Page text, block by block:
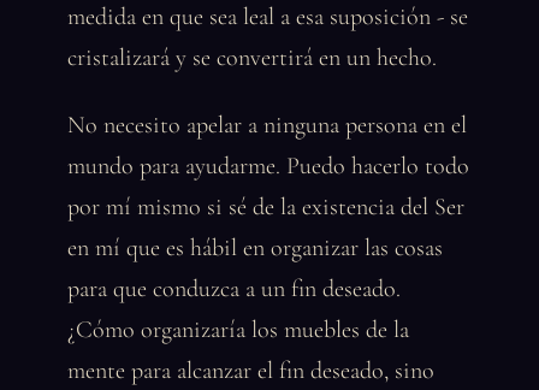
medida en que sea leal a esa suposición - se
cristalizará y se convertirá en un hecho.
No necesito apelar a ninguna persona en el
mundo para ayudarme. Puedo hacerlo todo
por mí mismo si sé de la existencia del Ser
en mí que es hábil en organizar las cosas
para que conduzca a un fin deseado.
¿Cómo organizaría los muebles de la
mente para alcanzar el fin deseado, sino